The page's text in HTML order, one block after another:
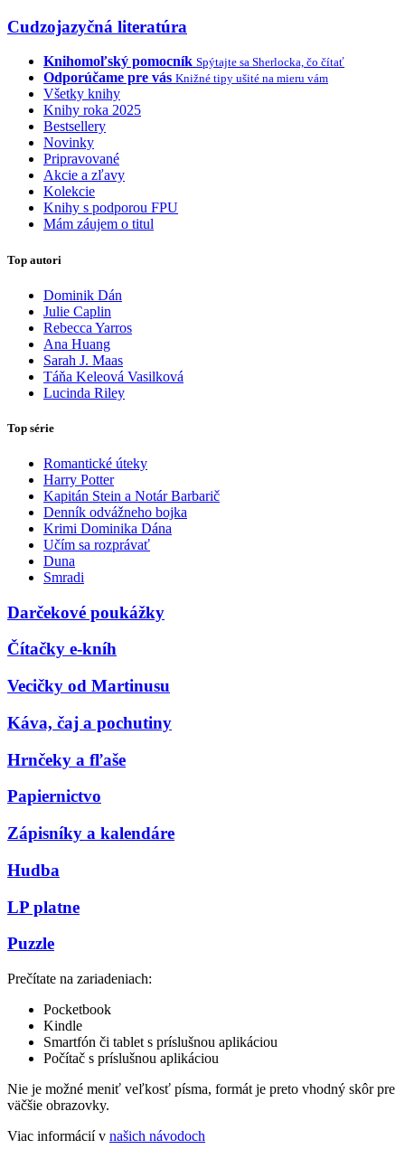
Cudzojazyčná literatúra
Knihomoľský pomocník Spýtajte sa Sherlocka, čo čítať
Odporúčame pre vás Knižné tipy ušité na mieru vám
Všetky knihy
Knihy roka 2025
Bestsellery
Novinky
Pripravované
Akcie a zľavy
Kolekcie
Knihy s podporou FPU
Mám záujem o titul
Top autori
Dominik Dán
Julie Caplin
Rebecca Yarros
Ana Huang
Sarah J. Maas
Táňa Keleová Vasilková
Lucinda Riley
Top série
Romantické úteky
Harry Potter
Kapitán Stein a Notár Barbarič
Denník odvážneho bojka
Krimi Dominika Dána
Učím sa rozprávať
Duna
Smradi
Darčekové poukážky
Čítačky e-kníh
Vecičky od Martinusu
Káva, čaj a pochutiny
Hrnčeky a fľaše
Papiernictvo
Zápisníky a kalendáre
Hudba
LP platne
Puzzle
Prečítate na zariadeniach:
Pocketbook
Kindle
Smartfón či tablet s príslušnou aplikáciou
Počítač s príslušnou aplikáciou
Nie je možné meniť veľkosť písma, formát je preto vhodný skôr pre
väčšie obrazovky.
Viac informácií v našich návodoch